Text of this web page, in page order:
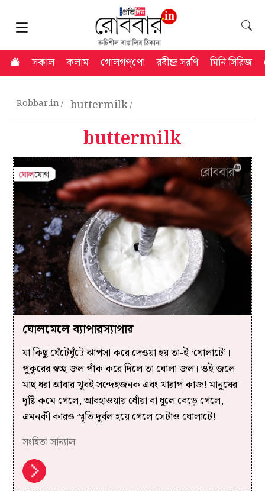
সকাল কলাম গোলগপ্‌পো রবীন্দ্র সরণি মিনি সিরিজ
Robbar.in buttermilk
buttermilk
ঘোলমেলে ব্যাপারস্যাপার
যা কিছু ঘেঁটেঘুঁটে ঝাপসা করে দেওয়া হয় তা-ই ‘ঘোলাটে’।
পুকুরের স্বচ্ছ জল পাঁক করে দিলে তা ঘোলা জল। ওই জলে
মাছ ধরা আবার খুবই সন্দেহজনক এবং খারাপ কাজ! মানুষের
দৃষ্টি কমে গেলে, আবহাওয়ায় ধোঁয়া বা ধুলে বেড়ে গেলে,
এমনকী কারও স্মৃতি দুর্বল হয়ে গেলে সেটাও ঘোলাটে!
সংহিতা সান্যাল